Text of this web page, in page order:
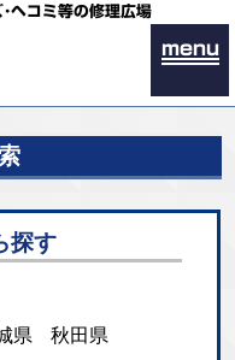
ヘコミ等の修理広場
menu
探す
県
秋田県